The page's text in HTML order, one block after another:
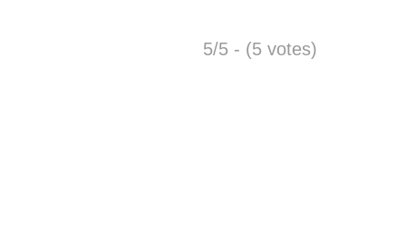
5/5 - (5 votes)